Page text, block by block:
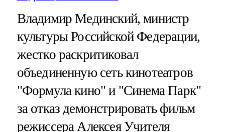
Владимир Мединский, министр
культуры Российской Федерации,
жестко раскритиковал
объединенную сеть кинотеатров
"Формула кино" и "Синема Парк"
за отказ демонстрировать фильм
режиссера Алексея Учителя